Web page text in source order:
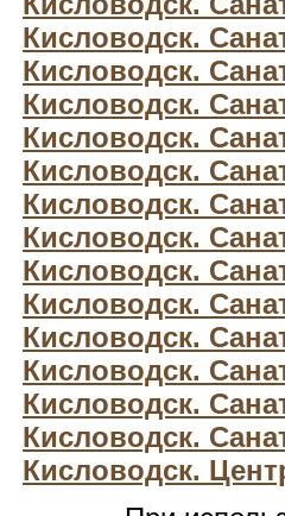
Кисловодск.
Кисловодск.
Кисловодск.
Кисловодск.
Кисловодск.
Кисловодск.
Кисловодск.
Кисловодск.
Кисловодск.
Кисловодск.
Кисловодск.
Кисловодск.
Кисловодск.
Кисловодск.